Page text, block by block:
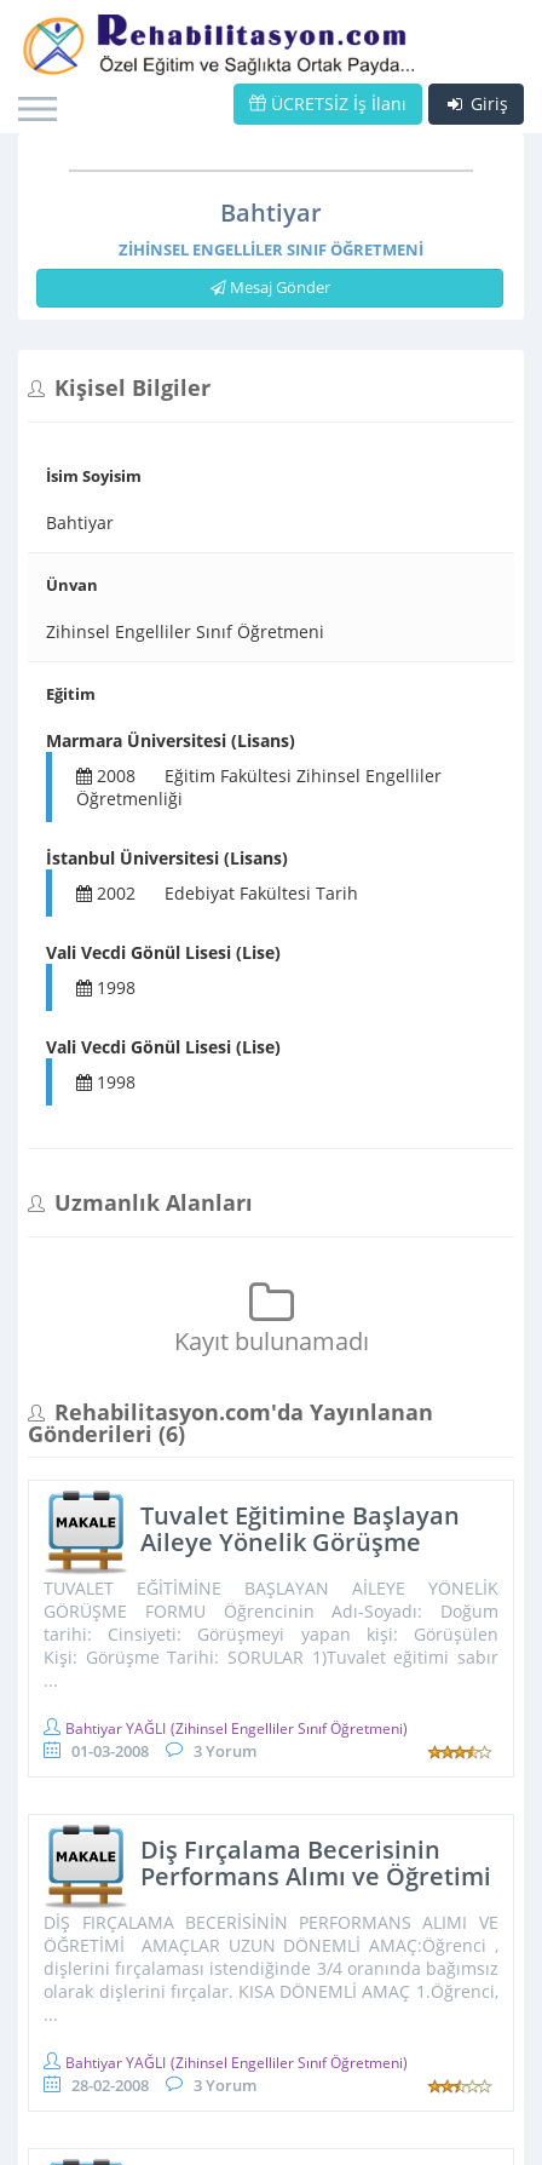
Giriş
ÜCRETSİZ İş İlanı
Bahtiyar
ZIHINSEL ENGELLILER SINIF ÖĞRETMENI
Mesaj Gönder
Kişisel Bilgiler
İsim Soyisim
Bahtiyar
Ünvan
Zihinsel Engelliler Sınıf Öğretmeni
Eğitim
Marmara Üniversitesi (Lisans)
2008 Eğitim Fakültesi Zihinsel Engelliler
Öğretmenliği
İstanbul Üniversitesi (Lisans)
2002 Edebiyat Fakültesi Tarih
Vali Vecdi Gönül Lisesi (Lise)
1998
Vali Vecdi Gönül Lisesi (Lise)
1998
Uzmanlık Alanları
Kayıt bulunamadı
Rehabilitasyon.com'da Yayınlanan
Gönderileri (6)
Tuvalet Eğitimine Başlayan
Aileye Yönelik Görüşme
TUVALET EĞİTİMİNE BAŞLAYAN AİLEYE YÖNELİK
GÖRÜŞME FORMU Öğrencinin Adı-Soyadı: Doğum
tarihi: Cinsiyeti: Görüşmeyi yapan kişi: Görüşülen
Kişi: Görüşme Tarihi: SORULAR 1)Tuvalet eğitimi sabır
...
Bahtiyar YAĞLI (Zihinsel Engelliler Sınıf Öğretmeni)
01-03-2008 3 Yorum
Diş Fırçalama Becerisinin
Performans Alımı ve Öğretimi
DİŞ FIRÇALAMA BECERİSİNİN PERFORMANS ALIMI VE
ÖĞRETİMİ AMAÇLAR UZUN DÖNEMLİ AMAÇ:Öğrenci ,
dişlerini fırçalaması istendiğinde 3/4 oranında bağımsız
olarak dişlerini fırçalar. KISA DÖNEMLİ AMAÇ 1.Öğrenci,
...
Bahtiyar YAĞLI (Zihinsel Engelliler Sınıf Öğretmeni)
28-02-2008 3 Yorum